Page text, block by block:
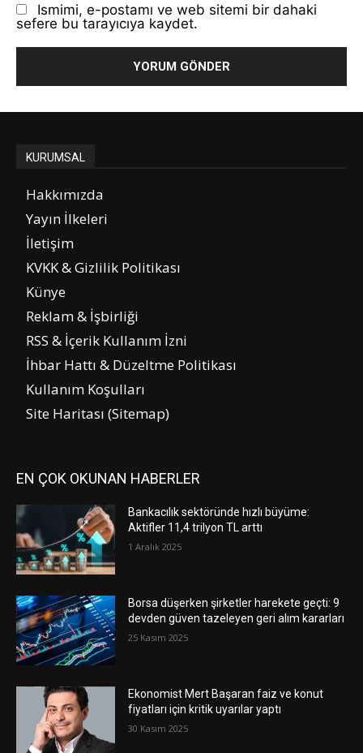
Ismimi, e-postamı ve web sitemi bir dahaki
sefere bu tarayıcıya kaydet.
KURUMSAL
Hakkımızda
Yayın İlkeleri
İletişim
KVKK & Gizlilik Politikası
Künye
Reklam & İşbirliği
RSS & İçerik Kullanım İzni
İhbar Hattı & Düzeltme Politikası
Kullanım Koşulları
Site Haritası (Sitemap)
EN ÇOK OKUNAN HABERLER
Bankacılık sektöründe hızlı büyüme:
Aktifler 11,4 trilyon TL arttı
1 Aralık 2025
Borsa düşerken şirketler harekete geçti: 9
devden güven tazeleyen geri alım kararları
25 Kasım 2025
Ekonomist Mert Başaran faiz ve konut
fiyatları için kritik uyarılar yaptı
30 Kasım 2025